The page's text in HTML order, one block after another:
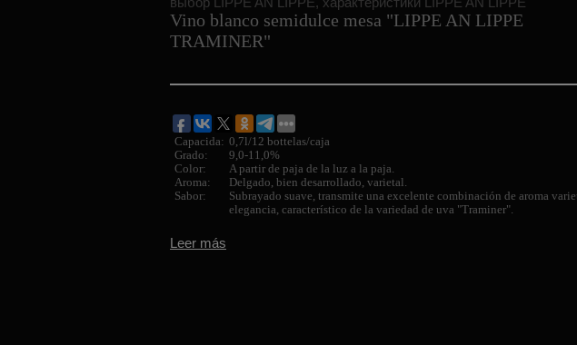
Vino blanco semidulce mesa "LIPPE AN LIPPE
TRAMINER"
Capacida: 0,7l/12 bottelas/caja
Grado:
9,0-11,0%
Color:
A partir de paja de la luz a la paja.
Aroma:
Delgado, bien desarrollado, varietal.
Sabor:
Subrayado suave, transmite una excelente combinación de aroma
elegancia, característico de la variedad de uva "Traminer".
Leer más